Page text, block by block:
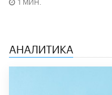
АНАЛИТИКА